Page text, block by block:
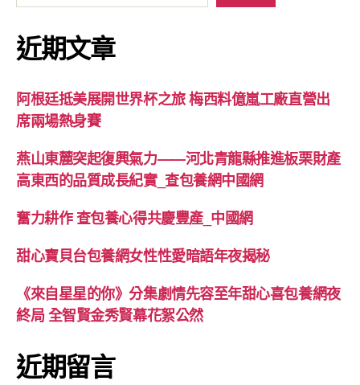
近期文章
阿根廷抵美展開世界杯之旅 梅西料億嵐工廠直營出
席兩場熱身賽
燕山東麓突起復興氣力——河北青龍縣推進板栗財產
高東西的品質成長紀實_查包養網中國網
奮力耕作 查包養心得共慶豐產_中國網
甜心寶貝台包養網女性性愛暗語年夜揭秘
《來自星星的你》分集劇情先容至年甜心喜包養網夜
終局 全智賢金秀賢幕花絮公然
近期留言